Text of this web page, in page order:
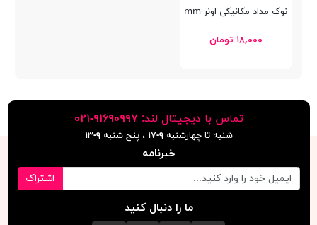
نوک مداد مکانیکی اونر 0.9mm
۱۸,۰۰۰ تومان
تماس با دیجیتال لند:٩١۶٩٠٩٩٧-٠٢١
شنبه تا چهارشنبه۹-۱۷ ، پنج شنبه۹-١٣
خبرنامه
اشتراک
ما را دنبال کنید